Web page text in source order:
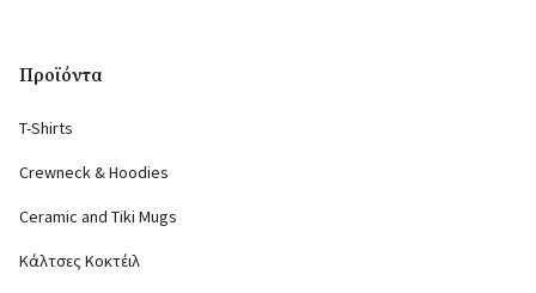
Προϊόντα
T-Shirts
Crewneck & Hoodies
Ceramic and Tiki Mugs
Κάλτσες Κοκτέιλ